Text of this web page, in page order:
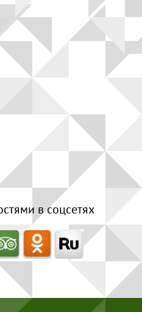
в соцсетях